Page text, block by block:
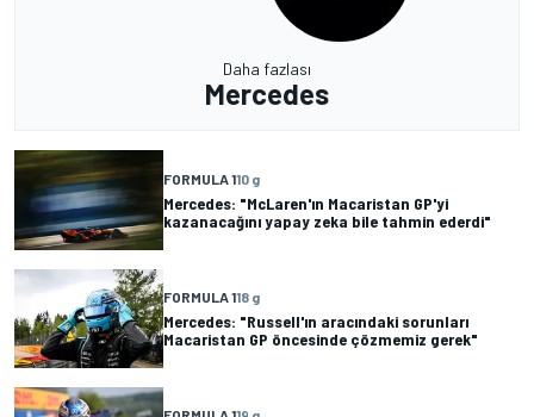
Daha fazlası
Mercedes
FORMULA 110 g
Mercedes: "McLaren'ın Macaristan GP'yi
kazanacağını yapay zeka bile tahmin ederdi"
FORMULA 118 g
Mercedes: "Russell'ın aracındaki sorunları
Macaristan GP öncesinde çözmemiz gerek"